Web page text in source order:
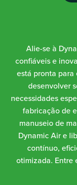
Alie-se à
confiáveis e
está pronta para
desenvolver
necessidades
fabricação de
manuseio de
Dynamic Air e
contínuo,
otimizada. Entre